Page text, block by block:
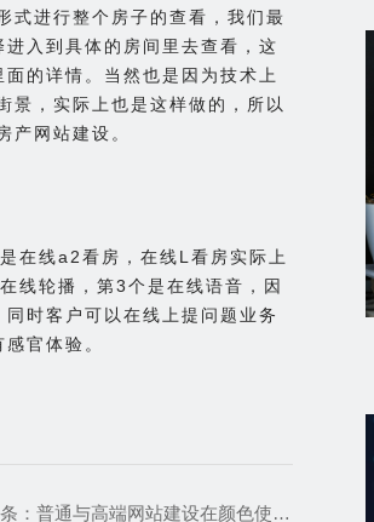
式进行整个房子的查看，我们最
入到具体的房间里去查看，这
的详情。当然也是因为技术上
景，实际上也是这样做的，所以
产网站建设。
在线a2看房，在线L看房实际上
线轮播，第3个是在线语音，因
时客户可以在线上提问题业务
官体验。
： 普通与高端网站建设在颜色使用上的区别